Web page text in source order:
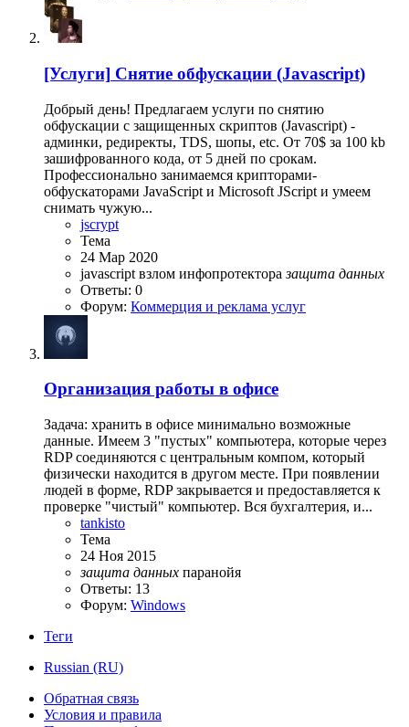
[Услуги] Cнятие обфускации (Javascript)
Добрый день! Предлагаем услуги по снятию
обфускации с защищенных скриптов (Javascript) -
админки, редиректы, TDS, шопы, etc. От 70$ за 100 kb
зашифрованного кода, от 5 дней по срокам.
Профессионально занимаемся крипторами-
обфускаторами JavaScript и Microsoft JScript и умеем
снимать чужую...
jscrypt
Тема
24 Мар 2020
javascript взлом инфопротекторазащита данных
Ответы: 0
Форум: Коммерция и реклама услуг
Организация работы в офисе
Задача: хранить в офисе минимально возможные
данные. Имеем 3 "пустых" компьютера, которые через
RDP соединяются с центральным компом, который
физически находится в другом месте. При появлении
людей в форме, RDP закрывается и предоставляется к
проверке "чистый" компьютер. Вся бухгалтерия, и...
tankisto
Тема
24 Ноя 2015
защита данных паранойя
Ответы: 13
Форум: Windows
Теги
Russian (RU)
Обратная связь
Условия и правила